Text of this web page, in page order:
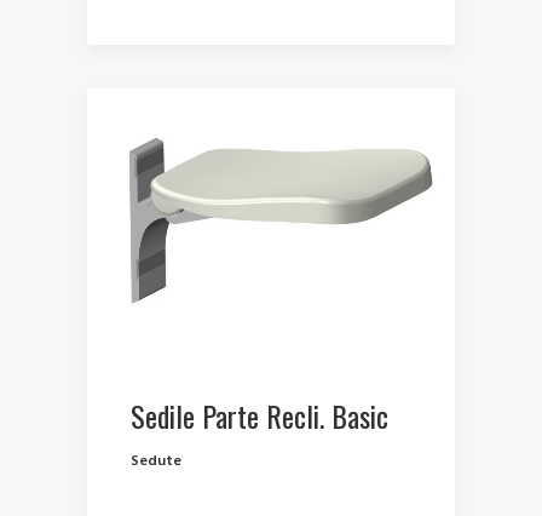
Sedile Parte Recli. Basic
Sedute